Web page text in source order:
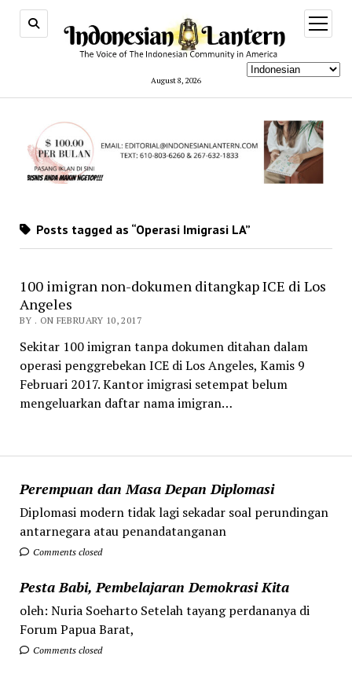
August 8, 2026
open
menu
Perempuan dan Masa Depan Diplomasi
Diplomasi modern tidak lagi sekadar soal perundingan
antarnegara atau penandatanganan
Comments closed
Pesta Babi, Pembelajaran Demokrasi Kita
oleh: Nuria Soeharto Setelah tayang perdananya di
Forum Papua Barat,
Comments closed
Posts tagged as “Operasi Imigrasi LA”
100 imigran non-dokumen ditangkap ICE di Los
Angeles
BY . ON FEBRUARY 10, 2017
Sekitar 100 imigran tanpa dokumen ditahan dalam
operasi penggrebekan ICE di Los Angeles, Kamis 9
Februari 2017. Kantor imigrasi setempat belum
mengeluarkan daftar nama imigran…